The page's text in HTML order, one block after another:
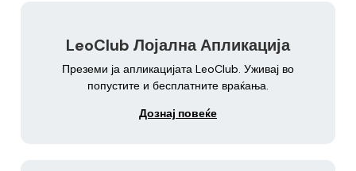
LeoClub Лојална Апликација
Преземи ја апликацијата LeoClub. Уживај во
попустите и бесплатните враќања.
Дознај повеќе